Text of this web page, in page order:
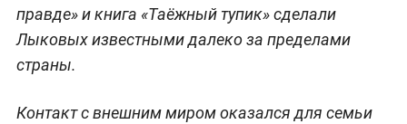
правде» и книга «Таёжный тупик» сделали
Лыковых известными далеко за пределами
страны.
Контакт с внешним миром оказался для семьи